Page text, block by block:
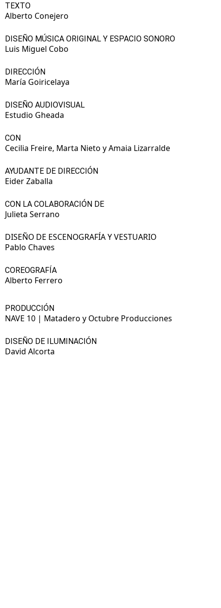
TEXTO
Alberto Conejero
DISEÑO MÚSICA ORIGINAL Y ESPACIO SONORO
Luis Miguel Cobo
DIRECCIÓN
María Goiricelaya
DISEÑO AUDIOVISUAL
Estudio Gheada
CON
Cecilia Freire, Marta Nieto y Amaia Lizarralde
AYUDANTE DE DIRECCIÓN
Eider Zaballa
CON LA COLABORACIÓN DE
Julieta Serrano
DISEÑO DE ESCENOGRAFÍA Y VESTUARIO
Pablo Chaves
COREOGRAFÍA
Alberto Ferrero
PRODUCCIÓN
NAVE 10 | Matadero y Octubre Producciones
DISEÑO DE ILUMINACIÓN
David Alcorta